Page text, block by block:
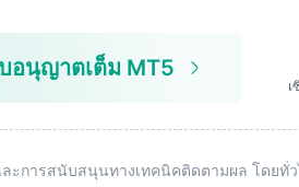
อนุญาตเต็ม MT5
เ
ละการสนับสนุนทางเทคนิคติดตามผล โด